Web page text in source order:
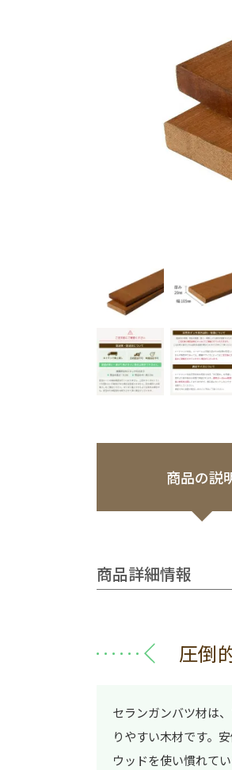
商品の説
商品詳細情報
圧倒
セランガンバツ材は
りやすい木材です。
ウッドを使い慣れて